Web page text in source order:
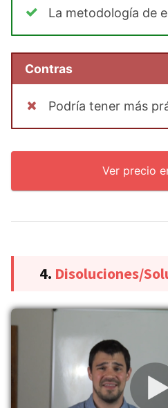
La metodología de
Contras
Podría tener más
Ver precio
4. Disoluciones/